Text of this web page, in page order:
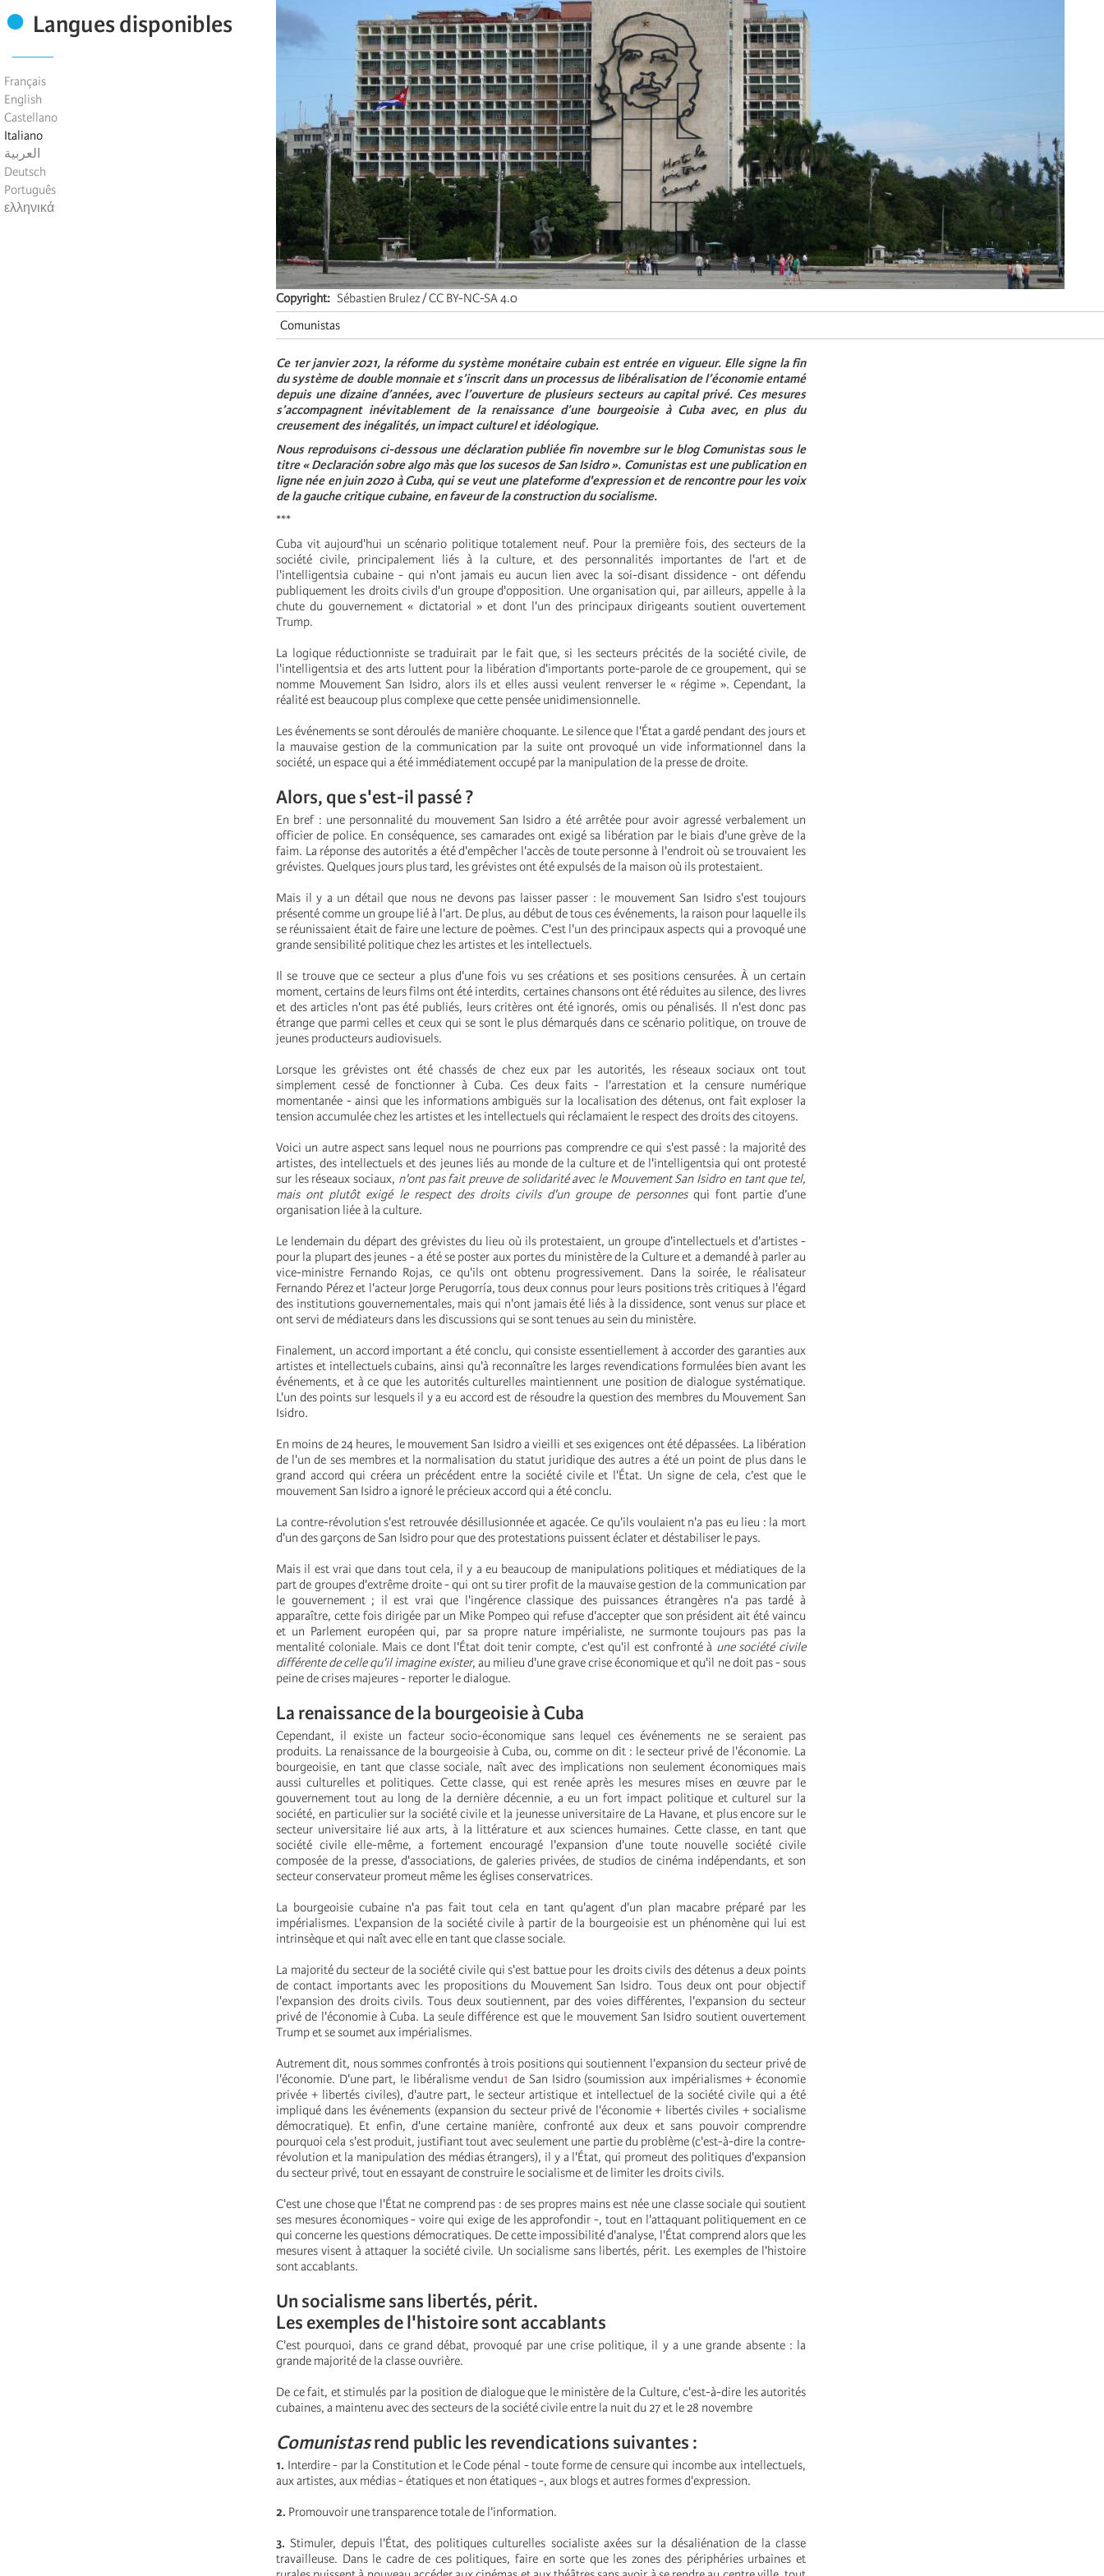
Langues disponibles
Français
English
Castellano
Italiano
العربية
Deutsch
Português
ελληνικά
Copyright
Sébastien Brulez / CC BY-NC-SA 4.0
Comunistas
Ce 1er janvier 2021, la réforme du système monétaire cubain est entrée en vigueur. Elle signe la fin
du système de double monnaie et s’inscrit dans un processus de libéralisation de l’économie entamé
depuis une dizaine d’années, avec l’ouverture de plusieurs secteurs au capital privé. Ces mesures
s’accompagnent inévitablement de la renaissance d’une bourgeoisie à Cuba avec, en plus du
creusement des inégalités, un impact culturel et idéologique.
Nous reproduisons ci-dessous une déclaration publiée fin novembre sur le blog Comunistas sous le
titre « Declaración sobre algo màs que los sucesos de San Isidro ». Comunistas est une publication en
ligne née en juin 2020 à Cuba, qui se veut une plateforme d'expression et de rencontre pour les voix
de la gauche critique cubaine, en faveur de la construction du socialisme.
***
Cuba vit aujourd'hui un scénario politique totalement neuf. Pour la première fois, des secteurs de la
société civile, principalement liés à la culture, et des personnalités importantes de l'art et de
l'intelligentsia cubaine - qui n'ont jamais eu aucun lien avec la soi-disant dissidence - ont défendu
publiquement les droits civils d'un groupe d'opposition. Une organisation qui, par ailleurs, appelle à la
chute du gouvernement « dictatorial » et dont l'un des principaux dirigeants soutient ouvertement
Trump.
La logique réductionniste se traduirait par le fait que, si les secteurs précités de la société civile, de
l'intelligentsia et des arts luttent pour la libération d'importants porte-parole de ce groupement, qui se
nomme Mouvement San Isidro, alors ils et elles aussi veulent renverser le « régime ». Cependant, la
réalité est beaucoup plus complexe que cette pensée unidimensionnelle.
Les événements se sont déroulés de manière choquante. Le silence que l'État a gardé pendant des jours et
la mauvaise gestion de la communication par la suite ont provoqué un vide informationnel dans la
société, un espace qui a été immédiatement occupé par la manipulation de la presse de droite.
Alors, que s'est-il passé ?
En bref : une personnalité du mouvement San Isidro a été arrêtée pour avoir agressé verbalement un
officier de police. En conséquence, ses camarades ont exigé sa libération par le biais d'une grève de la
faim. La réponse des autorités a été d'empêcher l'accès de toute personne à l'endroit où se trouvaient les
grévistes. Quelques jours plus tard, les grévistes ont été expulsés de la maison où ils protestaient.
Mais il y a un détail que nous ne devons pas laisser passer : le mouvement San Isidro s'est toujours
présenté comme un groupe lié à l'art. De plus, au début de tous ces événements, la raison pour laquelle ils
se réunissaient était de faire une lecture de poèmes. C'est l'un des principaux aspects qui a provoqué une
grande sensibilité politique chez les artistes et les intellectuels.
Il se trouve que ce secteur a plus d'une fois vu ses créations et ses positions censurées. À un certain
moment, certains de leurs films ont été interdits, certaines chansons ont été réduites au silence, des livres
et des articles n'ont pas été publiés, leurs critères ont été ignorés, omis ou pénalisés. Il n'est donc pas
étrange que parmi celles et ceux qui se sont le plus démarqués dans ce scénario politique, on trouve de
jeunes producteurs audiovisuels.
Lorsque les grévistes ont été chassés de chez eux par les autorités, les réseaux sociaux ont tout
simplement cessé de fonctionner à Cuba. Ces deux faits - l'arrestation et la censure numérique
momentanée - ainsi que les informations ambiguës sur la localisation des détenus, ont fait exploser la
tension accumulée chez les artistes et les intellectuels qui réclamaient le respect des droits des citoyens.
Voici un autre aspect sans lequel nous ne pourrions pas comprendre ce qui s'est passé : la majorité des
artistes, des intellectuels et des jeunes liés au monde de la culture et de l'intelligentsia qui ont protesté
sur les réseaux sociaux, n'ont pas fait preuve de solidarité avec le Mouvement San Isidro en tant que tel,
mais ont plutôt exigé le respect des droits civils d'un groupe de personnesqui font partie d’une
organisation liée à la culture.
Le lendemain du départ des grévistes du lieu où ils protestaient, un groupe d'intellectuels et d'artistes -
pour la plupart des jeunes - a été se poster aux portes du ministère de la Culture et a demandé à parler au
vice-ministre Fernando Rojas, ce qu'ils ont obtenu progressivement. Dans la soirée, le réalisateur
Fernando Pérez et l'acteur Jorge Perugorría, tous deux connus pour leurs positions très critiques à l'égard
des institutions gouvernementales, mais qui n'ont jamais été liés à la dissidence, sont venus sur place et
ont servi de médiateurs dans les discussions qui se sont tenues au sein du ministère.
Finalement, un accord important a été conclu, qui consiste essentiellement à accorder des garanties aux
artistes et intellectuels cubains, ainsi qu'à reconnaître les larges revendications formulées bien avant les
événements, et à ce que les autorités culturelles maintiennent une position de dialogue systématique.
L'un des points sur lesquels il y a eu accord est de résoudre la question des membres du Mouvement San
Isidro.
En moins de 24 heures, le mouvement San Isidro a vieilli et ses exigences ont été dépassées. La libération
de l'un de ses membres et la normalisation du statut juridique des autres a été un point de plus dans le
grand accord qui créera un précédent entre la société civile et l'État. Un signe de cela, c’est que le
mouvement San Isidro a ignoré le précieux accord qui a été conclu.
La contre-révolution s'est retrouvée désillusionnée et agacée.Ce qu'ils voulaient n'a pas eu lieu : la mort
d'un des garçons de San Isidro pour que des protestations puissent éclater et déstabiliser le pays.
Mais il est vrai que dans tout cela, il y a eu beaucoup de manipulations politiques et médiatiques de la
part de groupes d'extrême droite - qui ont su tirer profit de la mauvaise gestion de la communication par
le gouvernement ; il est vrai que l'ingérence classique des puissances étrangères n'a pas tardé à
apparaître, cette fois dirigée par un Mike Pompeo qui refuse d'accepter que son président ait été vaincu
et un Parlement européen qui, par sa propre nature impérialiste, ne surmonte toujours pas pas la
mentalité coloniale. Mais ce dont l'État doit tenir compte, c'est qu'il est confronté à une société civile
différente de celle qu'il imagine exister, au milieu d'une grave crise économique et qu'il ne doit pas - sous
peine de crises majeures - reporter le dialogue.
La renaissance de la bourgeoisie à Cuba
Cependant, il existe un facteur socio-économique sans lequel ces événements ne se seraient pas
produits. La renaissance de la bourgeoisie à Cuba, ou, comme on dit : le secteur privé de l'économie. La
bourgeoisie, en tant que classe sociale, naît avec des implications non seulement économiques mais
aussi culturelles et politiques. Cette classe, qui est renée après les mesures mises en œuvre par le
gouvernement tout au long de la dernière décennie, a eu un fort impact politique et culturel sur la
société, en particulier sur la société civile et la jeunesse universitaire de La Havane, et plus encore sur le
secteur universitaire lié aux arts, à la littérature et aux sciences humaines. Cette classe, en tant que
société civile elle-même, a fortement encouragé l'expansion d'une toute nouvelle société civile
composée de la presse, d'associations, de galeries privées, de studios de cinéma indépendants, et son
secteur conservateur promeut même les églises conservatrices.
La bourgeoisie cubaine n'a pas fait tout cela en tant qu'agent d'un plan macabre préparé par les
impérialismes. L'expansion de la société civile à partir de la bourgeoisie est un phénomène qui lui est
intrinsèque et qui naît avec elle en tant que classe sociale.
La majorité du secteur de la société civile qui s'est battue pour les droits civils des détenus a deux points
de contact importants avec les propositions du Mouvement San Isidro. Tous deux ont pour objectif
l'expansion des droits civils. Tous deux soutiennent, par des voies différentes, l'expansion du secteur
privé de l'économie à Cuba. La seule différence est que le mouvement San Isidro soutient ouvertement
Trump et se soumet aux impérialismes.
Autrement dit, nous sommes confrontés à trois positions qui soutiennent l'expansion du secteur privé de
l'économie. D'une part, le libéralisme vendu1 de San Isidro (soumission aux impérialismes + économie
privée + libertés civiles), d'autre part, le secteur artistique et intellectuel de la société civile qui a été
impliqué dans les événements (expansion du secteur privé de l'économie + libertés civiles + socialisme
démocratique). Et enfin, d'une certaine manière, confronté aux deux et sans pouvoir comprendre
pourquoi cela s'est produit, justifiant tout avec seulement une partie du problème (c'est-à-dire la contre-
révolution et la manipulation des médias étrangers), il y a l'État, qui promeut des politiques d'expansion
du secteur privé, tout en essayant de construire le socialisme et de limiter les droits civils.
C'est une chose que l'État ne comprend pas : de ses propres mains est née une classe sociale qui soutient
ses mesures économiques - voire qui exige de les approfondir -, tout en l'attaquant politiquement en ce
qui concerne les questions démocratiques. De cette impossibilité d'analyse, l'État comprend alors que les
mesures visent à attaquer la société civile. Un socialisme sans libertés, périt. Les exemples de l'histoire
sont accablants.
Un socialisme sans libertés, périt.
Les exemples de l'histoire sont accablants
C'est pourquoi, dans ce grand débat, provoqué par une crise politique, il y a une grande absente : la
grande majorité de la classe ouvrière.
De ce fait, et stimulés par la position de dialogue que le ministère de la Culture, c'est-à-dire les autorités
cubaines, a maintenu avec des secteurs de la société civile entre la nuit du 27 et le 28 novembre
Comunistasrend public les revendications suivantes :
1. Interdire - par la Constitution et le Code pénal - toute forme de censure qui incombe aux intellectuels,
aux artistes, aux médias - étatiques et non étatiques -, aux blogs et autres formes d'expression.
2. Promouvoir une transparence totale de l'information.
3.Stimuler, depuis l'État, des politiques culturelles socialiste axées sur la désaliénation de la classe
travailleuse. Dans le cadre de ces politiques, faire en sorte que les zones des périphéries urbaines et